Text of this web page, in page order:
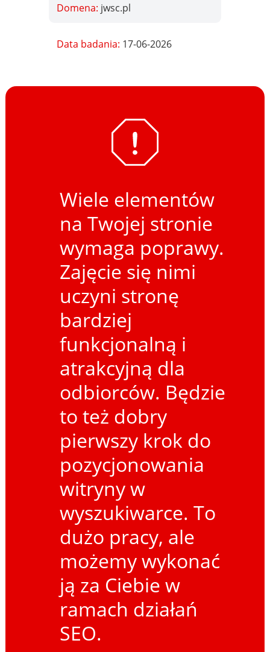
Domena: jwsc.pl
Data badania: 17-06-2026
Wiele elementów
na Twojej stronie
wymaga poprawy.
Zajęcie się nimi
uczyni stronę
bardziej
funkcjonalną i
atrakcyjną dla
odbiorców. Będzie
to też dobry
pierwszy krok do
pozycjonowania
witryny w
wyszukiwarce. To
dużo pracy, ale
możemy wykonać
ją za Ciebie w
ramach działań
SEO.